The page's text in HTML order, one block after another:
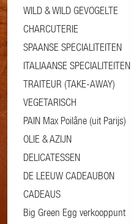
WILD & WILD GEVOGELTE
CHARCUTERIE
SPAANSE SPECIALITEITEN
ITALIAANSE SPECIALITEITEN
TRAITEUR (TAKE-AWAY)
VEGETARISCH
PAIN Max Poilâne (uit Parijs)
OLIE & AZIJN
DELICATESSEN
DE LEEUW CADEAUBON
CADEAUS
Big Green Egg verkooppunt